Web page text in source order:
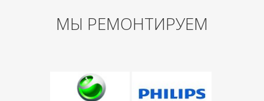
МЫ РЕМОНТИРУЕМ